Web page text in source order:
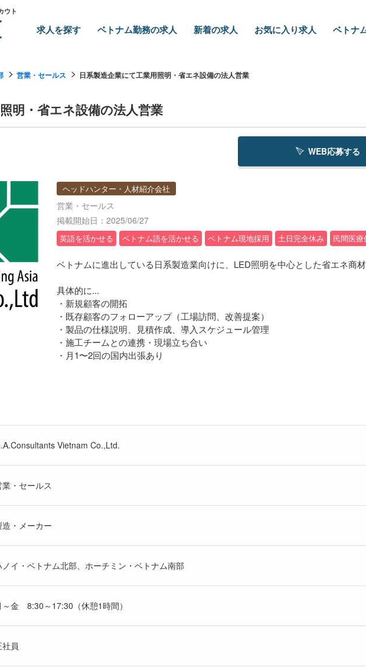
ウト
求人を探す ベトナム勤務の求人 新着の求人 お気に入り求人 ベトナ
営業・セールス 日系製造企業にて工業用照明・省エネ設備の法人営業
明・省エネ設備の法人営業
WEB応募する
ヘッドハンター・人材紹介会社
営業・セールス
掲載開始日：2025/06/27
英語を活かせる ベトナム語を活かせる ベトナム現地採用 土日完全休み 民間医
ベトナムに進出している日系製造業向けに、LED照明を中心とした省エネ商
具体的に...
・新規顧客の開拓
・既存顧客のフォローアップ（工場訪問、改善提案）
・製品の仕様説明、見積作成、導入スケジュール管理
・施工チームとの連携・現場立ち合い
・月1〜2回の国内出張あり
Vietnam Co.,Ltd.
業・セールス
造・メーカー
ノイ・ベトナム北部、ホーチミン・ベトナム南部
～金 8:30～17:30（休憩1時間）
社員